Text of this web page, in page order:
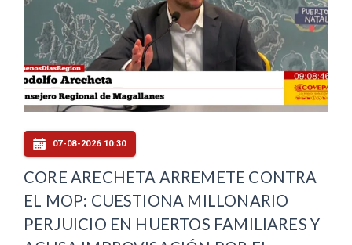
07-08-2026 10:30
CORE ARECHETA ARREMETE CONTRA
EL MOP: CUESTIONA MILLONARIO
PERJUICIO EN HUERTOS FAMILIARES Y